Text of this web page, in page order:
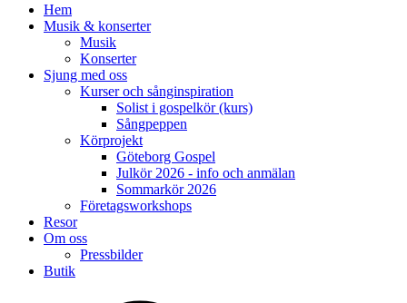
Hem
Musik & konserter
Musik
Konserter
Sjung med oss
Kurser och sånginspiration
Solist i gospelkör (kurs)
Sångpeppen
Körprojekt
Göteborg Gospel
Julkör 2026 - info och anmälan
Sommarkör 2026
Företagsworkshops
Resor
Om oss
Pressbilder
Butik